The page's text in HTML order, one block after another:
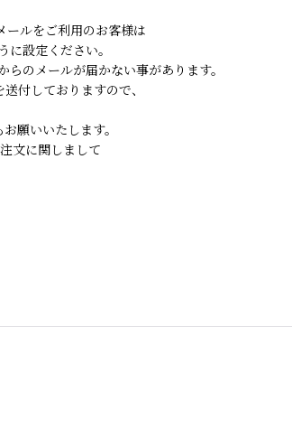
ルをご利用のお客様は
設定ください。
のメールが届かない事があります。
付しておりますので、
願いいたします。
文に関しまして